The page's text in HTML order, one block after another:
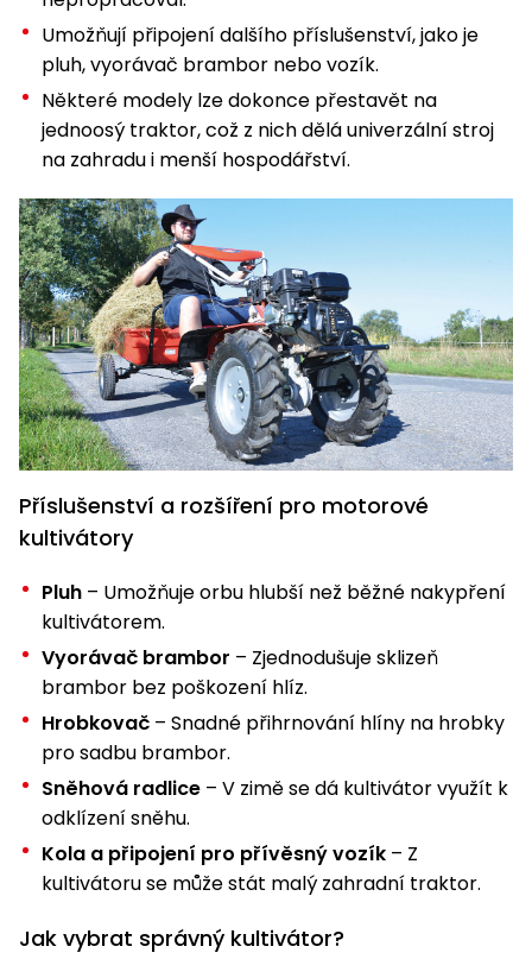
Umožňují připojení dalšího příslušenství, jako je
pluh, vyorávač brambor nebo vozík.
Některé modely lze dokonce přestavět na
jednoosý traktor, což z nich dělá univerzální stroj
na zahradu i menší hospodářství.
Příslušenství a rozšíření pro motorové
kultivátory
Pluh – Umožňuje orbu hlubší než běžné nakypření
kultivátorem.
Vyorávač brambor – Zjednodušuje sklizeň
brambor bez poškození hlíz.
Hrobkovač – Snadné přihrnování hlíny na hrobky
pro sadbu brambor.
Sněhová radlice – V zimě se dá kultivátor využít k
odklízení sněhu.
Kola a připojení pro přívěsný vozík – Z
kultivátoru se může stát malý zahradní traktor.
Jak vybrat správný kultivátor?